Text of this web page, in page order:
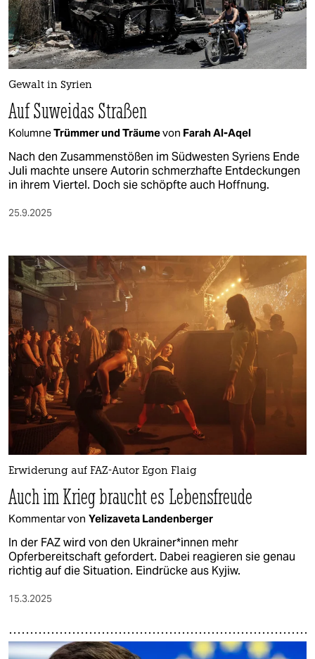
nord
wahrheit
veranstaltungen
shop
fragen & hilfe
abo
genossenschaft
epaper login
Gewalt in Syrien
Auf Suweidas Straßen
KolumneTrümmer und Träumevon Farah Al-Aqel
Nach den Zusammenstößen im Südwesten Syriens Ende
Juli machte unsere Autorin schmerzhafte Entdeckungen
in ihrem Viertel. Doch sie schöpfte auch Hoffnung.
25.9.2025
Erwiderung auf FAZ-Autor Egon Flaig
Auch im Krieg braucht es Lebensfreude
Kommentar von Yelizaveta Landenberger
In der FAZ wird von den Ukrai­ne­r*in­nen mehr
Opferbereitschaft gefordert. Dabei reagieren sie genau
richtig auf die Situation. Eindrücke aus Kyjiw.
15.3.2025